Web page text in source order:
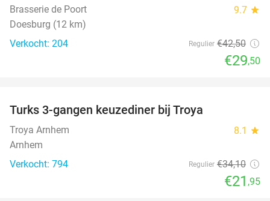
Brasserie de Poort 9.7 star
Doesburg (12 km)
Verkocht: 204
Regulier €42,50
€29,50
Turks 3-gangen keuzediner bij Troya
Troya Arnhem 8.1 star
Arnhem
Verkocht: 794
Regulier €34,10
€21 ,95